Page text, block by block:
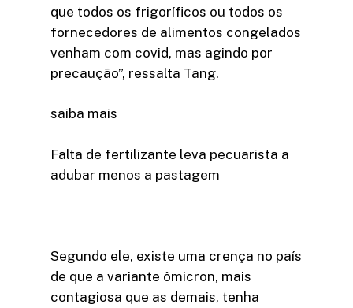
que todos os frigoríficos ou todos os
fornecedores de alimentos congelados
venham com covid, mas agindo por
precaução”, ressalta Tang.
saiba mais
Falta de fertilizante leva pecuarista a
adubar menos a pastagem
Segundo ele, existe uma crença no país
de que a variante ômicron, mais
contagiosa que as demais, tenha